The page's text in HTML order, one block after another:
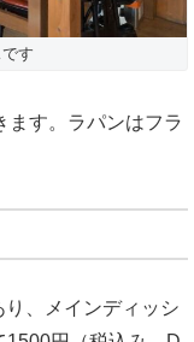
す
ます。ラパンはフラ
、メインディッシ